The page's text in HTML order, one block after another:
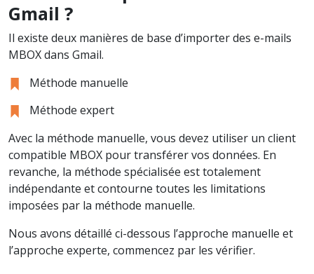
Gmail ?
Il existe deux manières de base d’importer des e-mails
MBOX dans Gmail.
Méthode manuelle
Méthode expert
Avec la méthode manuelle, vous devez utiliser un client
compatible MBOX pour transférer vos données. En
revanche, la méthode spécialisée est totalement
indépendante et contourne toutes les limitations
imposées par la méthode manuelle.
Nous avons détaillé ci-dessous l’approche manuelle et
l’approche experte, commencez par les vérifier.